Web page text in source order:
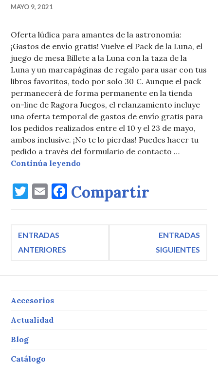
MAYO 9, 2021
Oferta lúdica para amantes de la astronomía:
¡Gastos de envío gratis! Vuelve el Pack de la Luna, el
juego de mesa Billete a la Luna con la taza de la
Luna y un marcapáginas de regalo para usar con tus
libros favoritos, todo por solo 30 €. Aunque el pack
permanecerá de forma permanente en la tienda
on-line de Ragora Juegos, el relanzamiento incluye
una oferta temporal de gastos de envío gratis para
los pedidos realizados entre el 10 y el 23 de mayo,
ambos inclusive. ¡No te lo pierdas! Puedes hacer tu
pedido a través del formulario de contacto …
Continúa leyendo
T
te
r
E
l
F
Compartir
Navegación
entradas
ENTRADAS
ANTERIORES
ENTRADAS
SIGUIENTES
Accesorios
Actualidad
Blog
Catálogo